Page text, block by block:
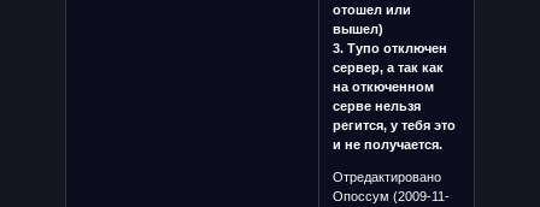
отошел или
вышел)
3. Тупо отключен
сервер, а так как
на откюченном
серве нельзя
регится, у тебя это
и не получается.
Отредактировано
Опоссум (2009-11-